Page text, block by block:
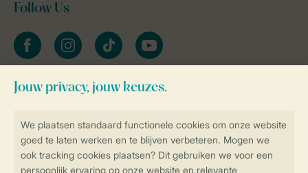
Veilig en snel online boeken
Follow Us
facebookinstagramtiktok youtube
Blijf op de hoogte